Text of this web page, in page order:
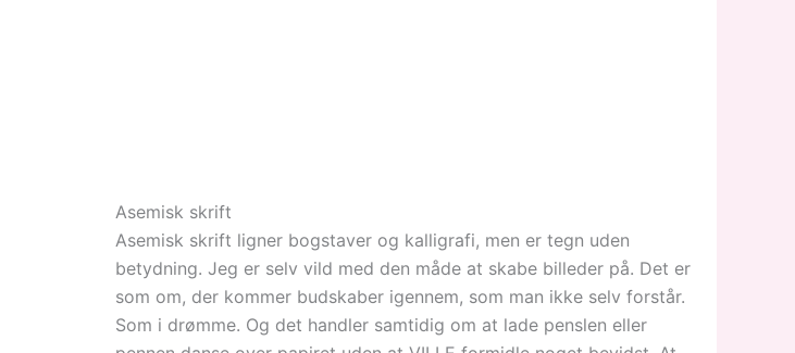
Asemisk skrift
Asemisk skrift ligner bogstaver og kalligrafi, men er tegn uden
betydning. Jeg er selv vild med den måde at skabe billeder på. Det er
som om, der kommer budskaber igennem, som man ikke selv forstår.
Som i drømme. Og det handler samtidig om at lade penslen eller